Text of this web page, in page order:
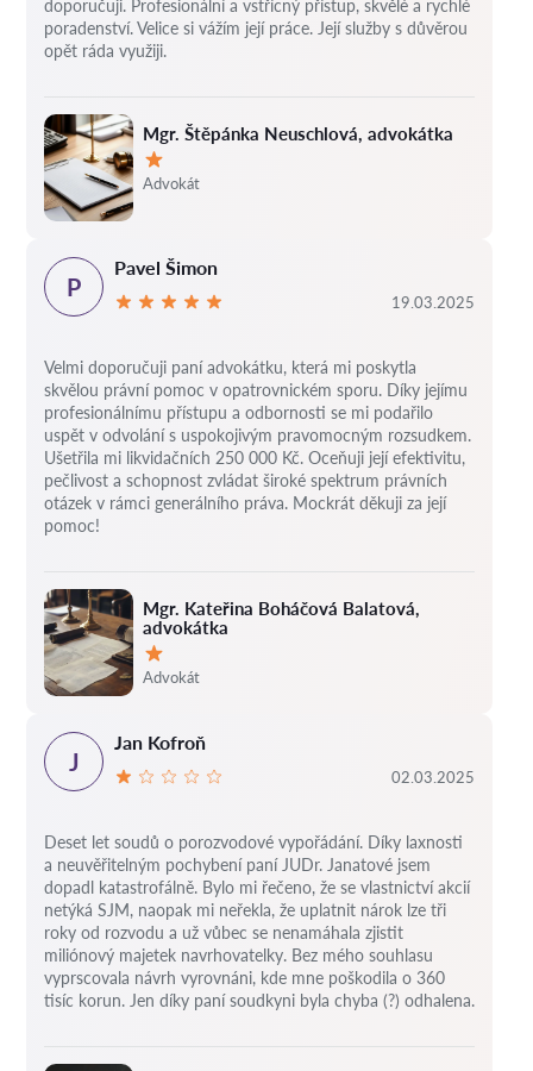
Mgr. Štěpánka Neuschlová, advokátka
Hodnocení:
Advokát
doporučuji. Profesionální a vstřícný přístup, skvělé a rychlé
poradenství. Velice si vážím její práce. Její služby s důvěrou
opět ráda využiji.
Mgr. Kateřina Boháčová Balatová,
advokátka
Hodnocení:
Advokát
P
Pavel Šimon
19.03.2025
Velmi doporučuji paní advokátku, která mi poskytla
skvělou právní pomoc v opatrovnickém sporu. Díky jejímu
profesionálnímu přístupu a odbornosti se mi podařilo
uspět v odvolání s uspokojivým pravomocným rozsudkem.
Ušetřila mi likvidačních 250 000 Kč. Oceňuji její efektivitu,
pečlivost a schopnost zvládat široké spektrum právních
otázek v rámci generálního práva. Mockrát děkuji za její
pomoc!
J
Jan Kofroň
02.03.2025
Deset let soudů o porozvodové vypořádání. Díky laxnosti
a neuvěřitelným pochybení paní JUDr. Janatové jsem
dopadl katastrofálně. Bylo mi řečeno, že se vlastnictví akcií
netýká SJM, naopak mi neřekla, že uplatnit nárok lze tři
roky od rozvodu a už vůbec se nenamáhala zjistit
miliónový majetek navrhovatelky. Bez mého souhlasu
vyprscovala návrh vyrovnáni, kde mne poškodila o 360
tisíc korun. Jen díky paní soudkyni byla chyba (?) odhalena.